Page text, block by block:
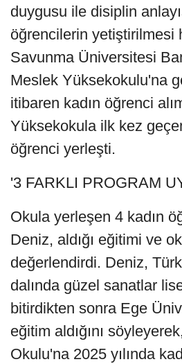
duygusu ile disiplin
öğrencilerin yetiştirilmesi
Savunma Üniversitesi
Meslek Yüksekokulu'na
itibaren kadın öğrenci
Yüksekokula ilk kez
öğrenci yerleşti.
'3 FARKLI PROGRAM
Okula yerleşen 4 kadın
Deniz, aldığı eğitimi ve
değerlendirdi. Deniz,
dalında güzel sanatlar
bitirdikten sonra Ege
eğitim aldığını
Okulu'na 2025 yılında